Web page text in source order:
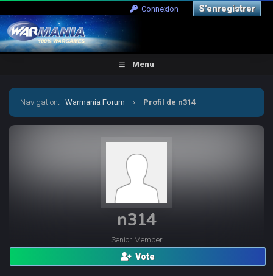
Connexion S’enregistrer
Menu
Navigation:Warmania Forum › Profil de n314
n314
Senior Member
Vote